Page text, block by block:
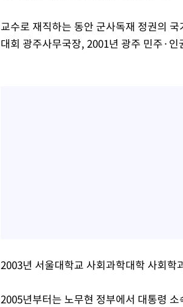
교수로 재직하는 동안 군사독재 정권의
대회 광주사무국장, 2001년 광주 민주·
2003년 서울대학교 사회과학대학 사회
2005년부터는 노무현 정부에서 대통령